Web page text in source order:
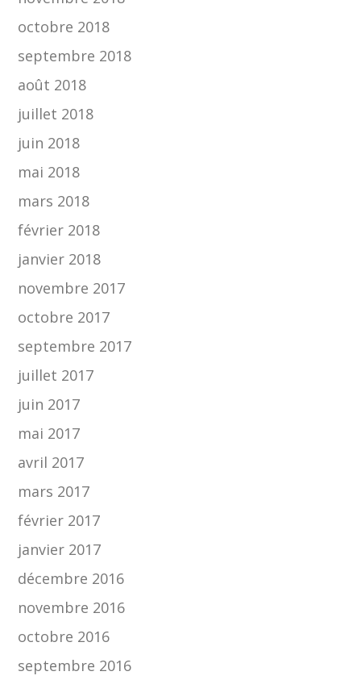
octobre 2018
septembre 2018
août 2018
juillet 2018
juin 2018
mai 2018
mars 2018
février 2018
janvier 2018
novembre 2017
octobre 2017
septembre 2017
juillet 2017
juin 2017
mai 2017
avril 2017
mars 2017
février 2017
janvier 2017
décembre 2016
novembre 2016
octobre 2016
septembre 2016